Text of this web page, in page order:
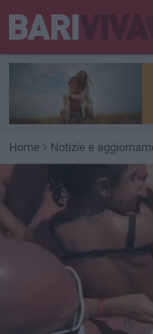
Home Notizie e